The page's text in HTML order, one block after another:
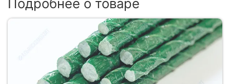
Подробнее о товаре